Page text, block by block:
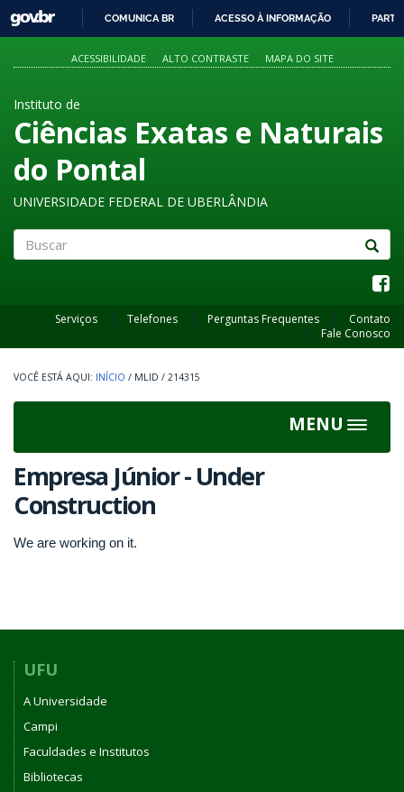
PARA
O
GOVBR
COMUNICA BR ACESSO À INFORMAÇÃO
ACESSIBILIDADE ALTO CONTRASTE MAPA DO SITE
Instituto de
Ciências Exatas e Naturais
do Pontal
UNIVERSIDADE FEDERAL DE UBERLÂNDIA
Serviços Telefones Perguntas Frequentes
Contato
Fale Conosco
INÍCIO / MLID / 214315
MENU
Toggle
Empresa Júnior - Under
Construction
We are working on it.
UFU
A Universidade
Campi
Faculdades e Institutos
Bibliotecas